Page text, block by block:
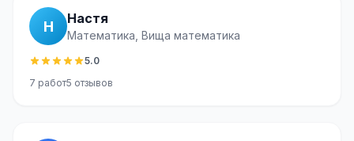
Н Настя
Математика, Вища математика
5.0
7 работ5 отзывов